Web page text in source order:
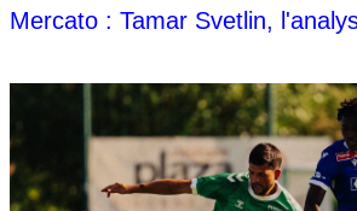
Mercato : Tamar Svetlin,